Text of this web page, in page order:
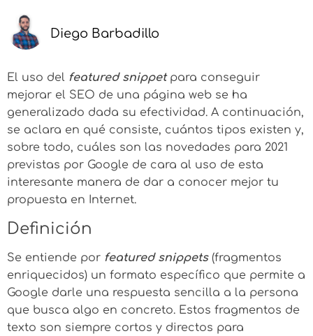
Diego Barbadillo
El uso del featured snippetpara conseguir
mejorar el SEO de una página web se ha
generalizado dada su efectividad. A continuación,
se aclara en qué consiste, cuántos tipos existen y,
sobre todo, cuáles son las novedades para 2021
previstas por Google de cara al uso de esta
interesante manera de dar a conocer mejor tu
propuesta en Internet.
Definición
Se entiende por featured snippets (fragmentos
enriquecidos) un formato específico que permite a
Google darle una respuesta sencilla a la persona
que busca algo en concreto. Estos fragmentos de
texto son siempre cortos y directos para